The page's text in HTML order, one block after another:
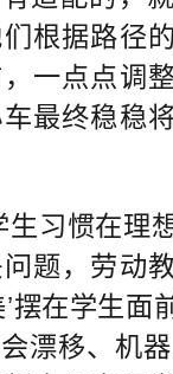
根据路径
一点点调
最终稳稳
生习惯在理
题，劳动
’摆在学生
会漂移、机